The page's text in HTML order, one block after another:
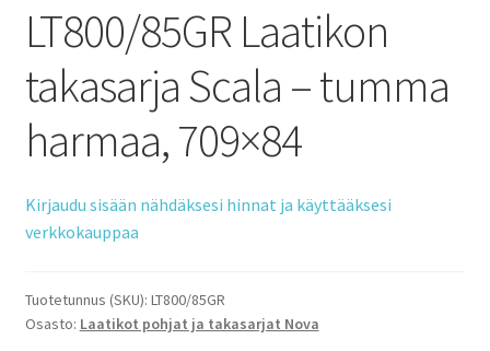
LT800/85GR Laatikon
takasarja Scala – tumma
harmaa, 709×84
Kirjaudu sisään nähdäksesi hinnat ja käyttääksesi
verkkokauppaa
Tuotetunnus (SKU): LT800/85GR
Osasto: Laatikot pohjat ja takasarjat Nova